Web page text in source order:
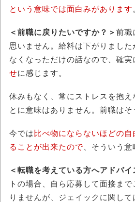
という意味では面白みがあります
＜前職に戻りたいですか？＞ 前職
思いません。給料は下がりまし
なくなっただけの話なので、確実
せに感じます。
休みもなく、常にストレスを抱え
とに意味はありません。前職はそ
今では 比べ物にならないほどの
ることが出来たので 、そういう
＜転職を考えている方へアドバイ
トの場合、自ら応募して面接ま
りませんが、ジェイックに関して